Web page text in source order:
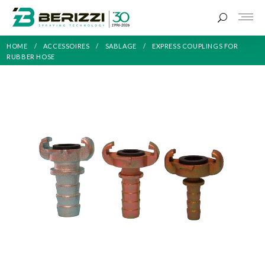
HOME ACCESSOIRES SABLAGE
EXPRESS COUPLINGS FOR
RUBBER HOSE